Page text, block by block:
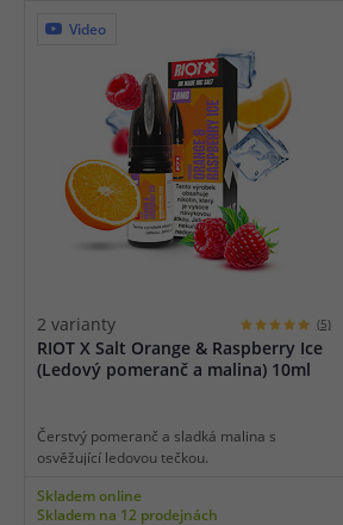
Video
2 varianty (5)
RIOT X Salt Orange & Raspberry Ice
(Ledový pomeranč a malina) 10ml
Čerstvý pomeranč a sladká malina s
osvěžující ledovou tečkou.
Skladem online
Skladem na 12 prodejnách